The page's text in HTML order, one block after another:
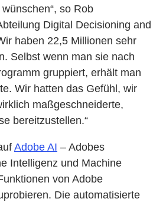
so Rob
Digital Decisioning and
haben 22,5 Millionen sehr
Selbst wenn man sie nach
gruppiert, erhält man
Wir hatten das Gefühl, wir
maßgeschneiderte,
bereitzustellen.“
Adobe AI – Adobes
Intelligenz und Machine
von Adobe
Die automatisierte